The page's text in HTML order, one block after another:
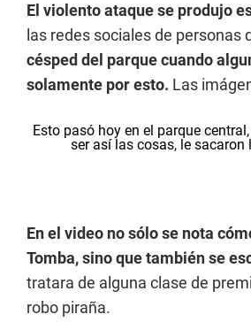
El violento ataque se produjo
las redes sociales de personas
césped del parque cuando
solamente por esto. Las
Esto pasó hoy en el parque
ser así las cosas, le
En el video no sólo se nota
Tomba, sino que también se
tratara de alguna clase de
robo piraña.